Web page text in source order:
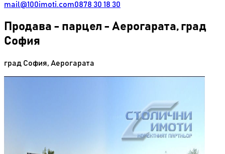
mail@100imoti.com0878 30 18 30
Продава - парцел - Аерогарата, град
София
град София, Аерогарата